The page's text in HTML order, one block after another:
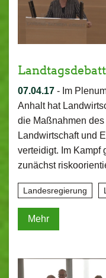
07.04.17 - Im
Anhalt hat
die Maßnahmen
Landwirtschaft und
verteidigt. Im Kampf
zunächst
Landesregierung
Mehr